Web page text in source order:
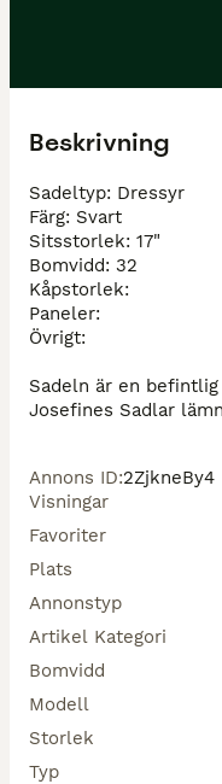
Beskrivning
Sadeltyp: Dressyr
Färg: Svart
Sitsstorlek: 17"
Bomvidd: 32
Kåpstorlek:
Paneler:
Övrigt:
Sadeln är en
Josefines Sadlar
normal slitage för sin
det skick den är i.
spårbart.
Sadelnummer: 491
Köp och se andra
Annons ID:2ZjkneBy4
Visningar
Favoriter
Plats
Annonstyp
Artikel Kategori
Bomvidd
Modell
Storlek
Typ